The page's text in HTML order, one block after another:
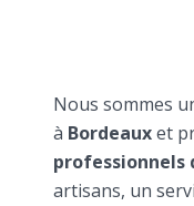
Nous sommes
à Bordeauxet
professionnels
artisans, un